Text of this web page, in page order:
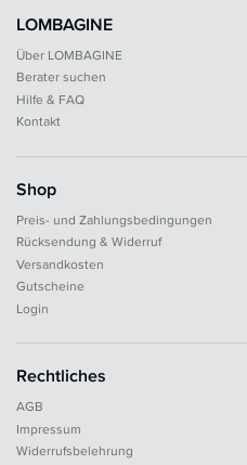
LOMBAGINE
Über LOMBAGINE
Berater suchen
Hilfe & FAQ
Kontakt
Shop
Preis- und Zahlungsbedingungen
Rücksendung & Widerruf
Versandkosten
Gutscheine
Login
Rechtliches
AGB
Impressum
Widerrufsbelehrung